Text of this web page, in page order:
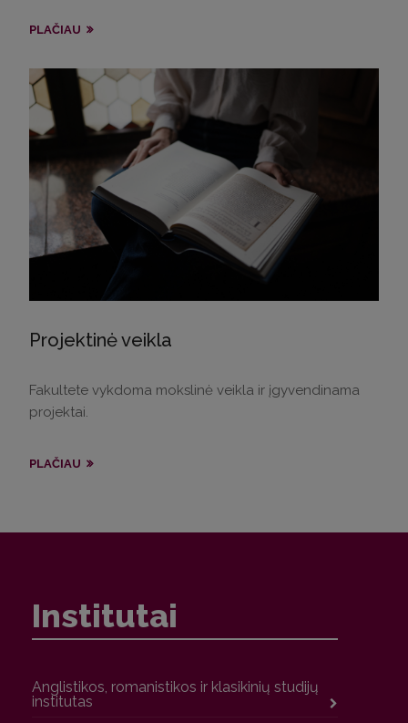
PLAČIAU
Projektinė veikla
Fakultete vykdoma mokslinė veikla ir įgyvendinama
projektai.
PLAČIAU
Institutai
Anglistikos, romanistikos ir klasikinių studijų
institutas